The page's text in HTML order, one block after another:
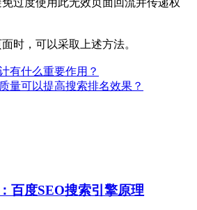
时，可以采取上述方法。
有什么重要作用？
量可以提高搜索排名效果？
百度SEO搜索引擎原理